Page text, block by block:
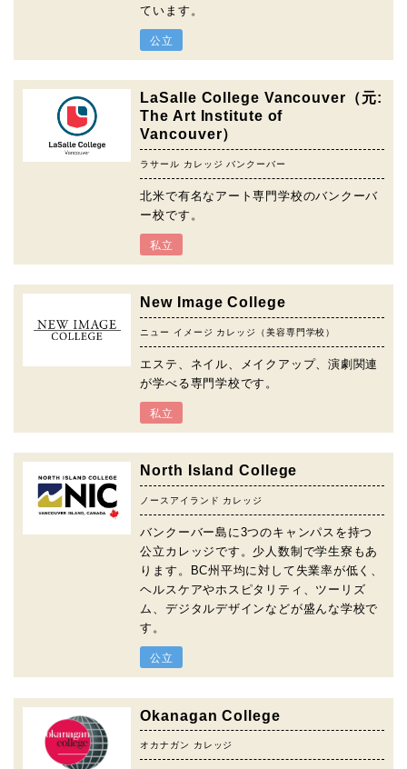
ています。
公立
LaSalle College Vancouver（元:
The Art Institute of
Vancouver）
ラサール カレッジ バンクーバー
北米で有名なアート専門学校のバンクーバ
ー校です。
私立
New Image College
ニュー イメージ カレッジ（美容専門学校）
エステ、ネイル、メイクアップ、演劇関連
が学べる専門学校です。
私立
North Island College
ノースアイランド カレッジ
バンクーバー島に3つのキャンパスを持つ
公立カレッジです。少人数制で学生寮もあ
ります。BC州平均に対して失業率が低く、
ヘルスケアやホスピタリティ、ツーリズ
ム、デジタルデザインなどが盛んな学校で
す。
公立
Okanagan College
オカナガン カレッジ